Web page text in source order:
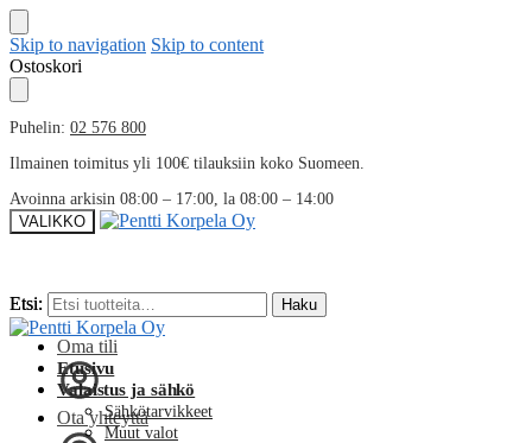
Skip to navigation Skip to content
Ostoskori
Puhelin: 02 576 800
Ilmainen toimitus yli 100€ tilauksiin koko Suomeen.
Avoinna arkisin 08:00 – 17:00, la 08:00 – 14:00
VALIKKO
Etsi: Haku
Oma tili
Ota yhteyttä
Etsi: Haku
Etusivu
Valaistus ja sähkö
Sähkötarvikkeet
Muut valot